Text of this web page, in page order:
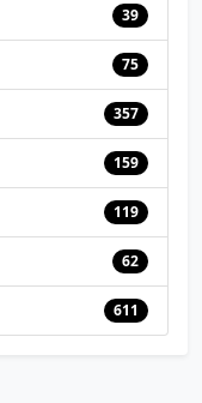
39
75
357
159
119
62
611